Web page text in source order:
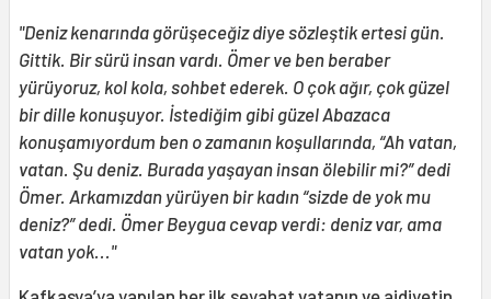
"Deniz kenarında görüşeceğiz diye sözleştik ertesi gün.
Gittik. Bir sürü insan vardı. Ömer ve ben beraber
yürüyoruz, kol kola, sohbet ederek. O çok ağır, çok güzel
bir dille konuşuyor. İstediğim gibi güzel Abazaca
konuşamıyordum ben o zamanın koşullarında, “Ah vatan,
vatan. Şu deniz. Burada yaşayan insan ölebilir mi?” dedi
Ömer. Arkamızdan yürüyen bir kadın “sizde de yok mu
deniz?” dedi. Ömer Beygua cevap verdi: deniz var, ama
vatan yok..."